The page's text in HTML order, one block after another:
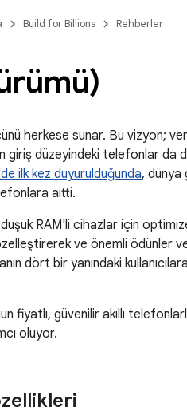
Build for Billions Rehberler
herkese sunar. Bu vizyon;
giriş düzeyindeki telefonlar da
ilk kez duyurulduğunda, dünya
aitti.
RAM'li cihazlar için
ve önemli ödünler
dört bir yanındaki
fiyatlı, güvenilir akıllı
oluyor.